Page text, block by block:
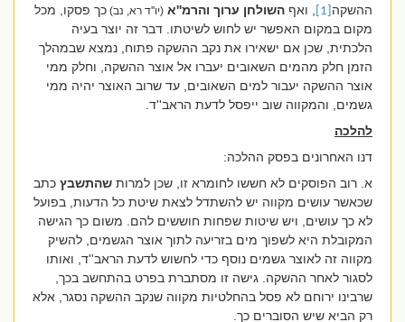
ההשקה[1] , ואףהשולחן ערוך והרמ''א(יו''ד רא, נב)כך פסקו, מכל
מקום במקום האפשר יש לחוש לשיטתו. דבר זה יוצר בעיה
הלכתית, שכן אם ישאירו את נקב ההשקה פתוח, נמצא שבמהלך
הזמן חלק מהמים השאובים יעברו אל אוצר ההשקה, וחלק ממי
אוצר ההשקה יעבור למים השאובים, עד שרוב האוצר יהיה ממי
גשמים, והמקווה שוב ייפסל לדעת הראב''ד.
להלכה
דנו האחרונים בפסק ההלכה:
א. רוב הפוסקים לא חששו לחומרא זו, שכן למרותשהתשבץכתב
שכאשר עושים מקווה יש להשתדל לצאת שיטת כל הדעות, בפועל
לא כך עושים, ויש שיטות שפחות חוששים להם. משום כך הגישה
המקובלת היא לשפוך מים בזריעה לתוך אוצר הגשמים, להשיק
מקווה זה לאוצר גשמים נוסף כדי לחשוש לדעת הראב''ד, ואותו
לסגור לאחר ההשקה. גישה זו מסתברת בפרט בהתחשב בכך,
שרבינו ירוחם לא פסל בהחלטיות מקווה שנקב ההשקה נסגר, אלא
רק הביא שיש הסוברים כך.